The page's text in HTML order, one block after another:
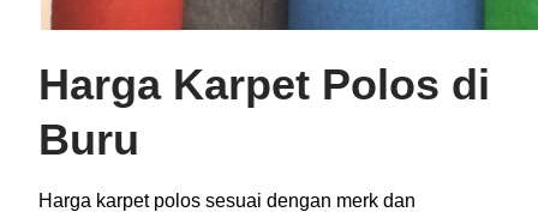
Harga Karpet Polos di
Buru
Harga karpet polos sesuai dengan merk dan